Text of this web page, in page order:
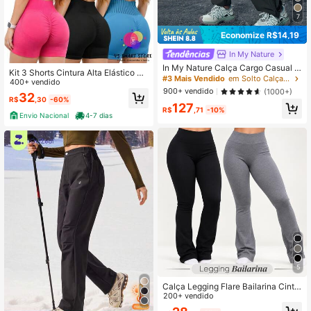
Kit 3 Shorts Cintura Alta Elástico Le
vanta e Empina Bumbum
400+ vendido
R$32 ,30 -60%
Envio Nacional
4-7 dias
7
Economize R$14,19
In My Nature
In My Nature Calça Cargo Casual S
imples Ao Ar Livre com Cadarço e B
olso de Amarração Frontal em Cor S
ólida, Roupas Femininas para Cami
nhada
#3 Mais Vendido
em Solto Calças femininas para atividades ao ar li
900+ vendido
(1000+)
R$127 ,71 -10%
5
Calça Legging Flare Bailarina Cintu
ra Alta Boca de Sino academia
200+ vendido